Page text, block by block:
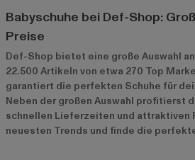
Babyschuhe bei Def-Shop:
Preise
Def-Shop bietet eine große Auswahl
22.500 Artikeln von etwa 270 Top
garantiert die perfekten Schuhe für
Neben der großen Auswahl profitierst
schnellen Lieferzeiten und attraktiven
neuesten Trends und finde die